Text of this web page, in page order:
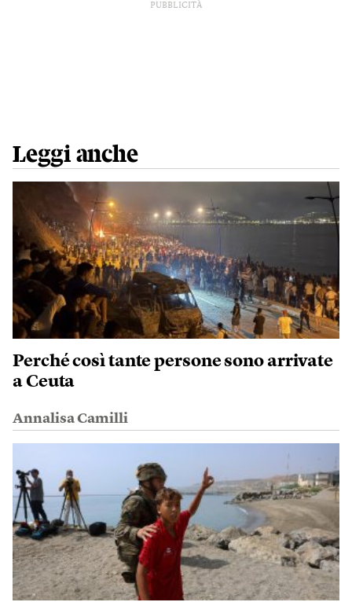
PUBBLICITÀ
Leggi anche
Perché così tante persone sono arrivate
a Ceuta
Annalisa Camilli